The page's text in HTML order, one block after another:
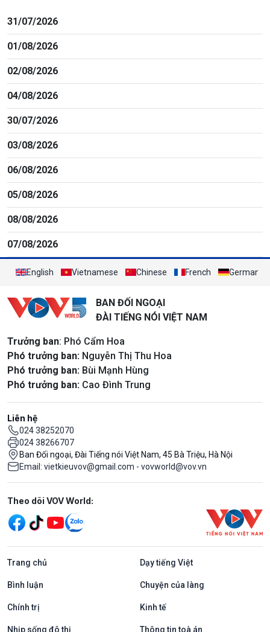
31/07/2026
01/08/2026
02/08/2026
04/08/2026
30/07/2026
03/08/2026
06/08/2026
05/08/2026
08/08/2026
07/08/2026
English Vietnamese Chinese French German
BAN ĐỐI NGOẠI
ĐÀI TIẾNG NÓI VIỆT NAM
Trưởng ban: Phó Cẩm Hoa
Phó trưởng ban: Nguyễn Thị Thu Hoa
Phó trưởng ban: Bùi Mạnh Hùng
Phó trưởng ban: Cao Đình Trung
Liên hệ
024 38252070
024 38266707
Ban Đối ngoại, Đài Tiếng nói Việt Nam, 45 Bà Triệu, Hà Nội
Email: vietkieuvov@gmail.com - vovworld@vov.vn
Mạng xã hội
Theo dõi VOV World:
Trang chủ Dạy tiếng Việt
Bình luận Chuyện của làng
Chính trị Kinh tế
Nhịp sống đô thị Thông tin toà án